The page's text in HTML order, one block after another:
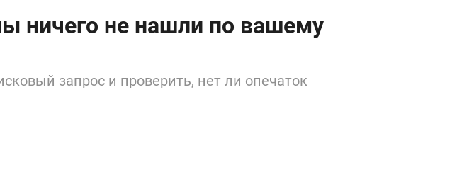
ничего не нашли по вашему
запрос и проверить, нет ли опечаток